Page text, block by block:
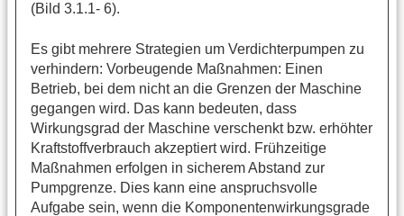
(Bild 3.1.1- 6).
Es gibt mehrere Strategien um Verdichterpumpen zu
verhindern: Vorbeugende Maßnahmen: Einen
Betrieb, bei dem nicht an die Grenzen der Maschine
gegangen wird. Das kann bedeuten, dass
Wirkungsgrad der Maschine verschenkt bzw. erhöhter
Kraftstoffverbrauch akzeptiert wird. Frühzeitige
Maßnahmen erfolgen in sicherem Abstand zur
Pumpgrenze. Dies kann eine anspruchsvolle
Aufgabe sein, wenn die Komponentenwirkungsgrade